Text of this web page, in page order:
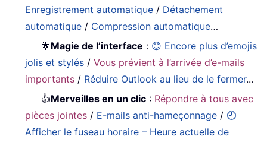
Enregistrement automatique / Détachement
automatique / Compression automatique…
🌟Magie de l’interface : 😊 Encore plus d’emojis
jolis et stylés /Vous prévient à l’arrivée d’e-mails
importants / Réduire Outlook au lieu de le fermer...
👍Merveilles en un clic : Répondre à tous avec
pièces jointes / E-mails anti-hameçonnage / 🕘
Afficher le fuseau horaire – Heure actuelle de